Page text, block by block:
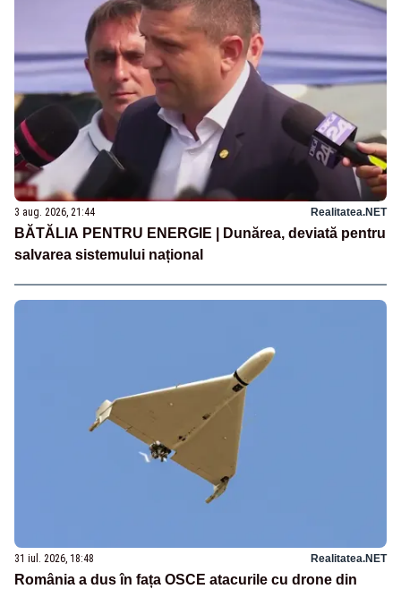
3 aug. 2026, 21:44 Realitatea.NET
BĂTĂLIA PENTRU ENERGIE | Dunărea, deviată pentru
salvarea sistemului național
31 iul. 2026, 18:48 Realitatea.NET
România a dus în fața OSCE atacurile cu drone din